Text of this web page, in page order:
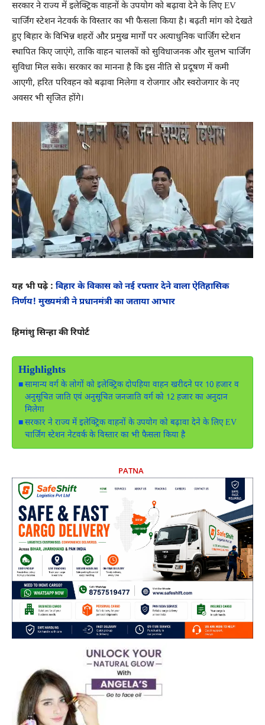
सरकार ने राज्य में इलेक्ट्रिक वाहनों के उपयोग को बढ़ावा देने के लिए EV
चार्जिंग स्टेशन नेटवर्क के विस्तार का भी फैसला किया है। बढ़ती मांग को देखते
हुए बिहार के विभिन्न शहरों और प्रमुख मार्गों पर अत्याधुनिक चार्जिंग स्टेशन
स्थापित किए जाएंगे, ताकि वाहन चालकों को सुविधाजनक और सुलभ चार्जिंग
सुविधा मिल सके। सरकार का मानना है कि इस नीति से प्रदूषण में कमी
आएगी, हरित परिवहन को बढ़ावा मिलेगा व रोजगार और स्वरोजगार के नए
अवसर भी सृजित होंगे।
यह भी पढ़े : बिहार के विकास को नई रफ्तार देने वाला ऐतिहासिक
निर्णय! मुख्यमंत्री ने प्रधानमंत्री का जताया आभार
हिमांशु सिन्हा की रिपोर्ट
Highlights
सामान्य वर्ग के लोगों को इलेक्ट्रिक दोपहिया वाहन खरीदने पर 10 हजार व
अनुसूचित जाति एवं अनुसूचित जनजाति वर्ग को 12 हजार का अनुदान
मिलेगा
सरकार ने राज्य में इलेक्ट्रिक वाहनों के उपयोग को बढ़ावा देने के लिए EV
चार्जिंग स्टेशन नेटवर्क के विस्तार का भी फैसला किया है
PATNA